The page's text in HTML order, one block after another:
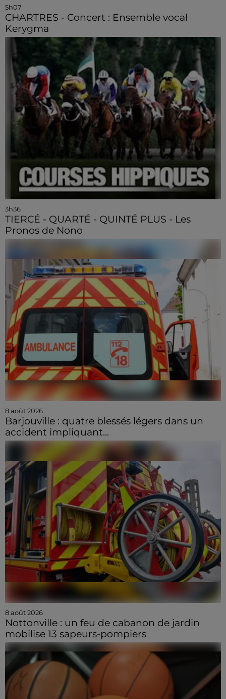
5h07
CHARTRES - Concert : Ensemble vocal
Kerygma
3h36
TIERCÉ - QUARTÉ - QUINTÉ PLUS - Les
Pronos de Nono
8 août 2026
Barjouville : quatre blessés légers dans un
accident impliquant...
8 août 2026
Nottonville : un feu de cabanon de jardin
mobilise 13 sapeurs-pompiers